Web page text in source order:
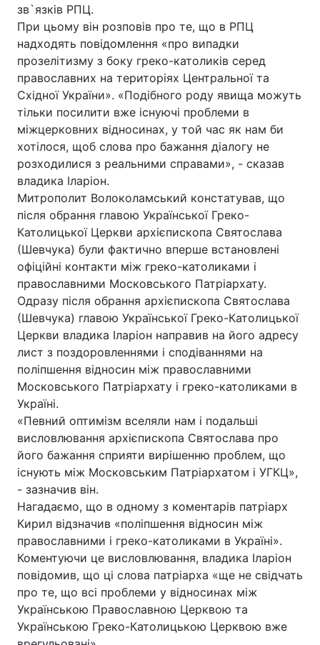
зв`язків РПЦ.
При цьому він розповів про те, що в РПЦ
надходять повідомлення «про випадки
прозелітизму з боку греко-католиків серед
православних на територіях Центральної та
Східної України». «Подібного роду явища можуть
тільки посилити вже існуючі проблеми в
міжцерковних відносинах, у той час як нам би
хотілося, щоб слова про бажання діалогу не
розходилися з реальними справами», - сказав
владика Іларіон.
Митрополит Волоколамський констатував, що
після обрання главою Української Греко-
Католицької Церкви архієпископа Святослава
(Шевчука) були фактично вперше встановлені
офіційні контакти між греко-католиками і
православними Московського Патріархату.
Одразу після обрання архієпископа Святослава
(Шевчука) главою Української Греко-Католицької
Церкви владика Іларіон направив на його адресу
лист з поздоровленнями і сподіваннями на
поліпшення відносин між православними
Московського Патріархату і греко-католиками в
Україні.
«Певний оптимізм вселяли нам і подальші
висловлювання архієпископа Святослава про
його бажання сприяти вирішенню проблем, що
існують між Московським Патріархатом і УГКЦ»,
- зазначив він.
Нагадаємо, що в одному з коментарів патріарх
Кирил відзначив «поліпшення відносин між
православними і греко-католиками в Україні».
Коментуючи це висловлювання, владика Іларіон
повідомив, що ці слова патріарха «ще не свідчать
про те, що всі проблеми у відносинах між
Українською Православною Церквою та
Українською Греко-Католицькою Церквою вже